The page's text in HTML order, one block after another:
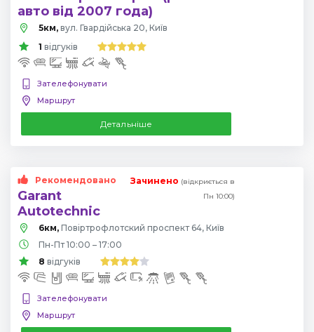
авто від 2007 года)
5км, вул. Гвардійська 20, Київ
1 відгуків
Зателефонувати
Маршрут
Детальніше
Рекомендовано
Garant
Autotechnic
Зачинено (відкриється в
Пн 10:00)
6км,
Повіртрофлотский проспект 64, Київ
Пн-Пт 10:00 – 17:00
8 відгуків
Зателефонувати
Маршрут